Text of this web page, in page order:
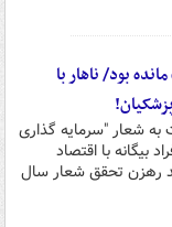
بود/ ناهار با
شعار "سرمایه گذاری
بیگانه با اقتصاد
رهزن تحقق شعار سال